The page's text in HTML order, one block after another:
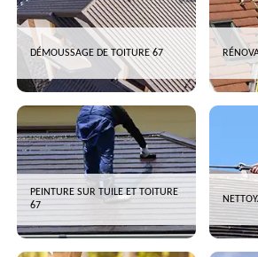
DÉMOUSSAGE DE TOITURE 67
PEINTURE SUR TUILE ET TOITURE
67